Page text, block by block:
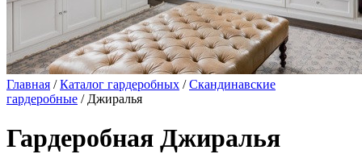
Главная /Каталог гардеробных /Скандинавские
гардеробные / Джиралья
Гардеробная Джиралья